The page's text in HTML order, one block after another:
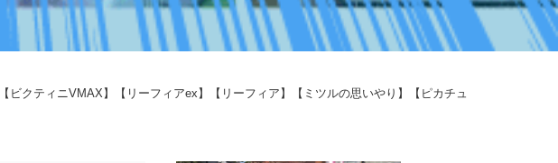
クティニVMAX】【リーフィアex】【リーフィア】【ミツルの思いやり】【ピカチュ